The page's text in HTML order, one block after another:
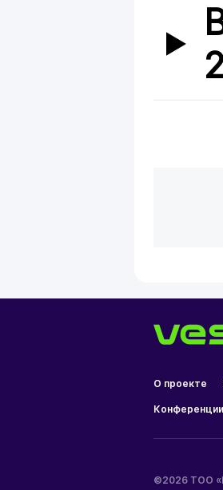
О проекте
Конференции
©2026 ТОО